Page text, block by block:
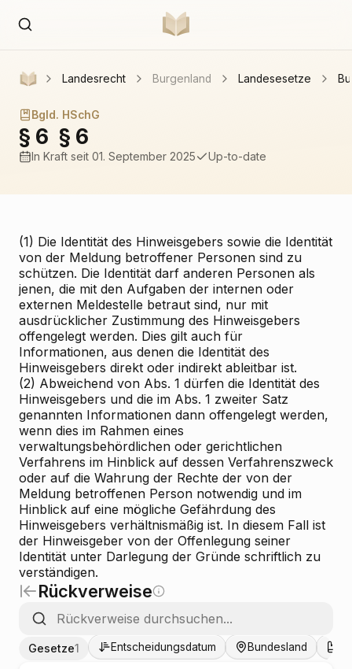
Landesrecht Burgenland Landesesetze
Bgld. HSchG
§ 6 § 6
In Kraft seit 01. September 2025 Up-to-date
(1) Die Identität des Hinweisgebers sowie die Identität
von der Meldung betroffener Personen sind zu
schützen. Die Identität darf anderen Personen als
jenen, die mit den Aufgaben der internen oder
externen Meldestelle betraut sind, nur mit
ausdrücklicher Zustimmung des Hinweisgebers
offengelegt werden. Dies gilt auch für
Informationen, aus denen die Identität des
Hinweisgebers direkt oder indirekt ableitbar ist.
(2) Abweichend von Abs. 1 dürfen die Identität des
Hinweisgebers und die im Abs. 1 zweiter Satz
genannten Informationen dann offengelegt werden,
wenn dies im Rahmen eines
verwaltungsbehördlichen oder gerichtlichen
Verfahrens im Hinblick auf dessen Verfahrenszweck
oder auf die Wahrung der Rechte der von der
Meldung betroffenen Person notwendig und im
Hinblick auf eine mögliche Gefährdung des
Hinweisgebers verhältnismäßig ist. In diesem Fall ist
der Hinweisgeber von der Offenlegung seiner
Identität unter Darlegung der Gründe schriftlich zu
verständigen.
Rückverweise
Gesetze1 Entscheidungsdatum Bundesland